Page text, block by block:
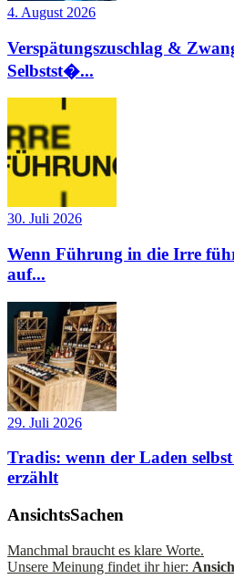
4. August 2026
Verspätungszuschlag &
Selbstst�...
30. Juli 2026
Wenn Führung in die Irre
auf...
29. Juli 2026
Tradis: wenn der Laden selbst
erzählt
AnsichtsSachen
Manchmal braucht es klare Worte.
Unsere Meinung findet ihr hier: